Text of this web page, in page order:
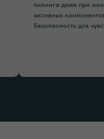
пилинга даже при
активных
безопасность для